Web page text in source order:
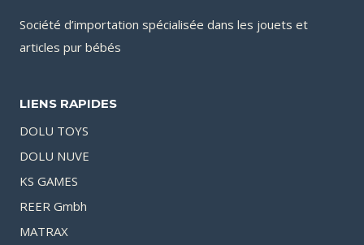
Société d’importation spécialisée dans les jouets et
articles pur bébés
LIENS RAPIDES
DOLU TOYS
DOLU NUVE
KS GAMES
REER Gmbh
MATRAX